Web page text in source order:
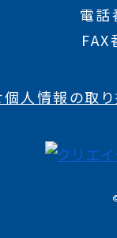
電話
FAX
個人情報の取